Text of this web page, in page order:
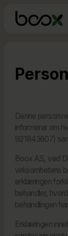
Denne
informerer om
921843607)
Boox AS, ved
virksomhetens
erklæringen
behandler,
behandlingen
Erklæringen